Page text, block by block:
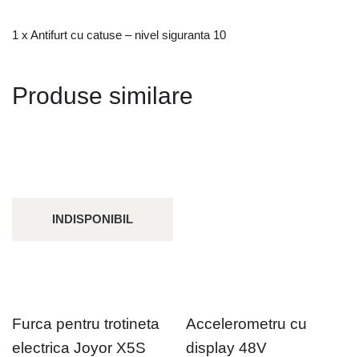
1 x Antifurt cu catuse – nivel siguranta 10
Produse similare
INDISPONIBIL
Furca pentru trotineta
electrica Joyor X5S
Accelerometru cu
display 48V